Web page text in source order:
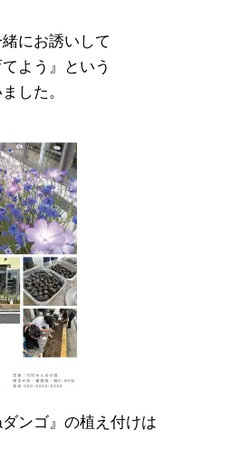
にお誘いして
よう』という
した。
ンゴ』の植え付けは